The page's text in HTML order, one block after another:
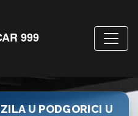
999
U PODGORICI U